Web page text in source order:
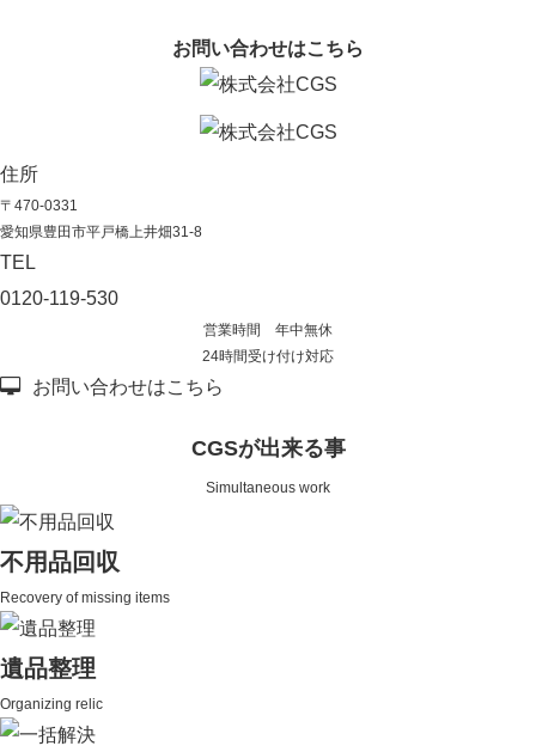
お問い合わせはこちら
住所
〒470-0331
愛知県豊田市平戸橋上井畑31-8
TEL
0120-119-530
営業時間 年中無休
24時間受け付け対応
お問い合わせはこちら
CGSが出来る事
Simultaneous work
不用品回収
Recovery of missing items
遺品整理
Organizing relic